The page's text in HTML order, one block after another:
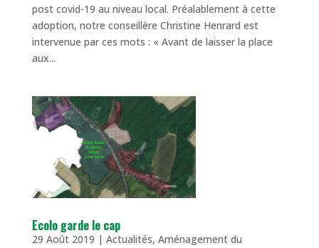
post covid-19 au niveau local. Préalablement à cette
adoption, notre conseillère Christine Henrard est
intervenue par ces mots : « Avant de laisser la place
aux...
Ecolo garde le cap
29 Août 2019 | Actualités, Aménagement du